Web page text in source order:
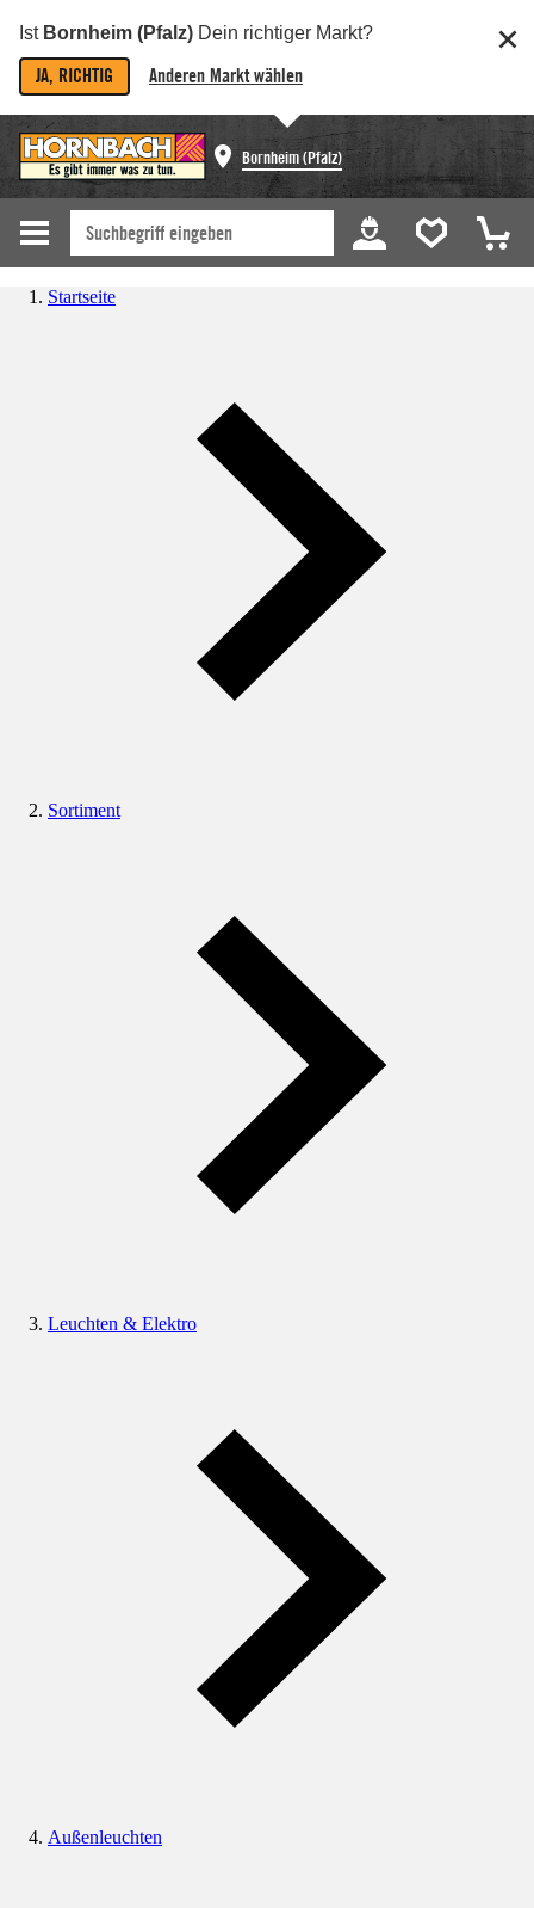
Ist Bornheim (Pfalz) Dein richtiger Markt?
JA, RICHTIG Anderen Markt wählen
Bornheim (Pfalz)
Startseite
Sortiment
Leuchten & Elektro
Außenleuchten